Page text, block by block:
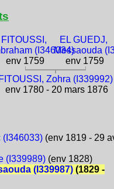
FITOUSSI,
(I346034)
env 1759
EL GUEDJ,
Messaouda
env 1759
FITOUSSI, Zohra (I339992)
env 1780 - 20 mars 1876
(I346033)(env 1819 - 29
(I339989)(env 1828)
(I339987)(1829 -